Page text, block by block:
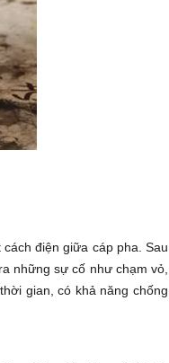
điện giữa cáp pha. Sau
những sự cố như chạm vỏ,
gian, có khả năng chống